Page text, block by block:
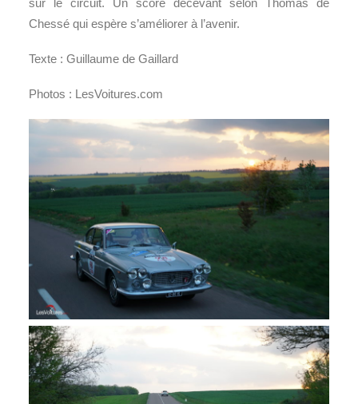
sur le circuit. Un score décevant selon Thomas de
Chessé qui espère s’améliorer à l’avenir.
Texte : Guillaume de Gaillard
Photos : LesVoitures.com